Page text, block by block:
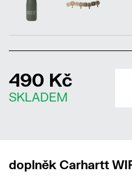
490 Kč
SKLADEM
doplněk Carhartt